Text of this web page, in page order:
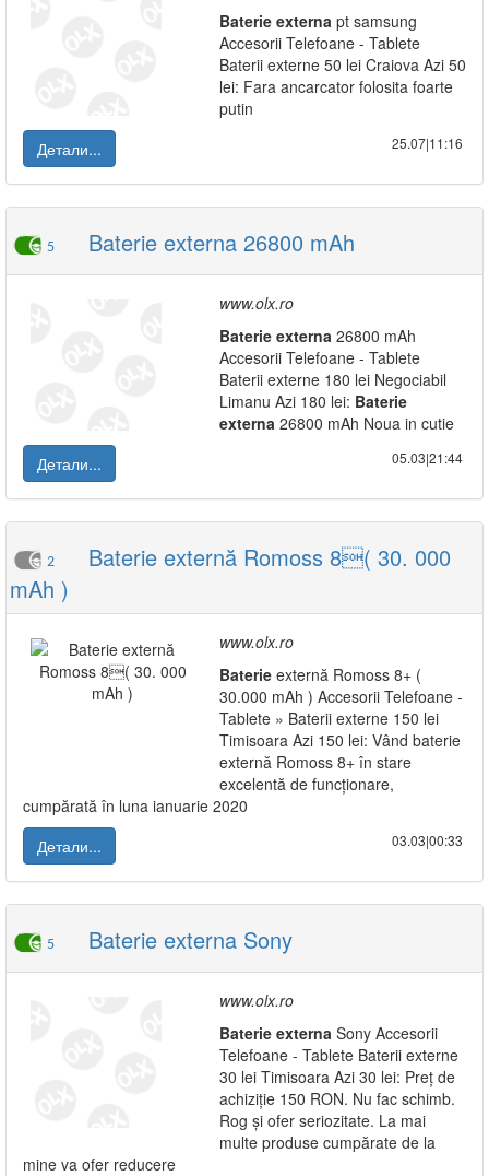
Baterie externa pt samsung
Accesorii Telefoane - Tablete
Baterii externe 50 lei Craiova Azi 50
lei: Fara ancarcator folosita foarte
putin
Детали...
25.07|11:16
5 Baterie externa 26800 mAh
www.olx.ro
Baterie externa 26800 mAh
Accesorii Telefoane - Tablete
Baterii externe 180 lei Negociabil
Limanu Azi 180 lei: Baterie
externa 26800 mAh Noua in cutie
Детали...
05.03|21:44
2
Baterie externă Romoss 8( 30. 000
mAh )
www.olx.ro
Baterie externă Romoss 8+ (
30.000 mAh ) Accesorii Telefoane -
Tablete » Baterii externe 150 lei
Timisoara Azi 150 lei: Vând baterie
externă Romoss 8+ în stare
excelentă de funcționare,
cumpărată în luna ianuarie 2020
Детали...
03.03|00:33
5 Baterie externa Sony
www.olx.ro
Baterie externa Sony Accesorii
Telefoane - Tablete Baterii externe
30 lei Timisoara Azi 30 lei: Preț de
achiziție 150 RON. Nu fac schimb.
Rog și ofer seriozitate. La mai
multe produse cumpărate de la
mine va ofer reducere